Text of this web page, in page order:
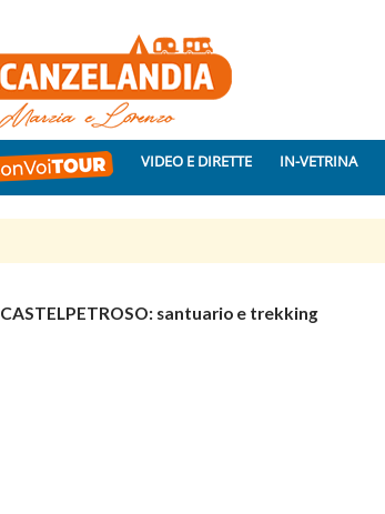
VIDEO E DIRETTE IN-VETRINA
CASTELPETROSO: santuario e trekking